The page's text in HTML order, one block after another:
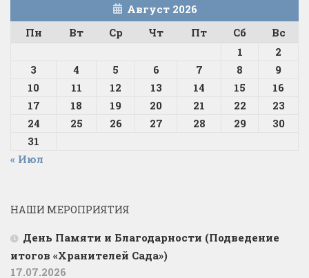
Август 2026
Пн
Вт Ср Чт Пт Сб
Вс
1
2
3
4 5 6 7 8
9
10
11 12 13 14 15
16
17
18 19 20 21 22
23
24
25 26 27 28 29
30
31
« Июл
НАШИ МЕРОПРИЯТИЯ
День Памяти и Благодарности (Подведение
итогов «Хранителей Сада»)
17.07.2026